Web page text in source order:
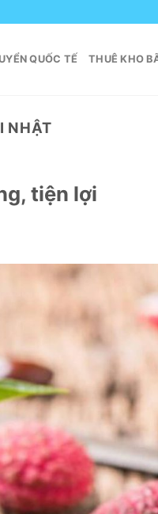
QUỐC TẾ THUÊ KHO
NHẬT
tiện lợi